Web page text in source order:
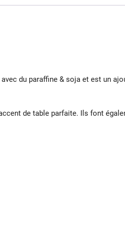
du paraffine & soja et est un
de table parfaite. Ils font